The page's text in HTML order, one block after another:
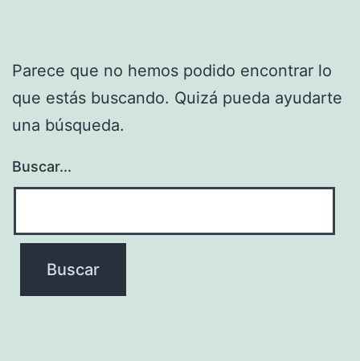
Parece que no hemos podido encontrar lo
que estás buscando. Quizá pueda ayudarte
una búsqueda.
Buscar...